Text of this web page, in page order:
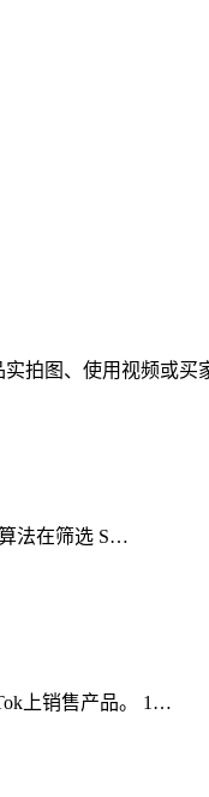
实拍图、使用视频或
法在筛选 S…
上销售产品。 1…